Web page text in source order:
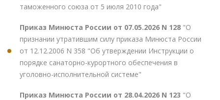
таможенного союза от 5 июля 2010 года"
Приказ Минюста России от 07.05.2026 N 128 "О
признании утратившим силу приказа Минюста России
от 12.12.2006 N 358 "Об утверждении Инструкции о
порядке санаторно-курортного обеспечения в
уголовно-исполнительной системе"
Приказ Минюста России от 28.04.2026 N 123 "О